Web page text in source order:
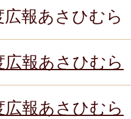
報あさひむら
報あさひむら
報あさひむら